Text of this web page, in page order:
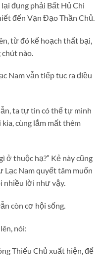
đụng phải Bất Hủ Chi
đến Vạn Đạo Thần Chủ.
từ đó kế hoạch thất bại,
nào.
Nam vẫn tiếp tục ra điều
ta tự tin có thể tự mình
cùng lắm mất thêm
ở thuộc hạ?” Kẻ này cũng
Lạc Nam quyết tâm muốn
nhiều lời như vậy.
còn cơ hội sống.
nói:
Thiếu Chủ xuất hiện, để